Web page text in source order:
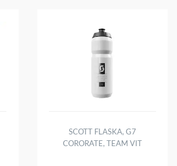
SCOTT FLASKA, G7
CORORATE, TEAM VIT